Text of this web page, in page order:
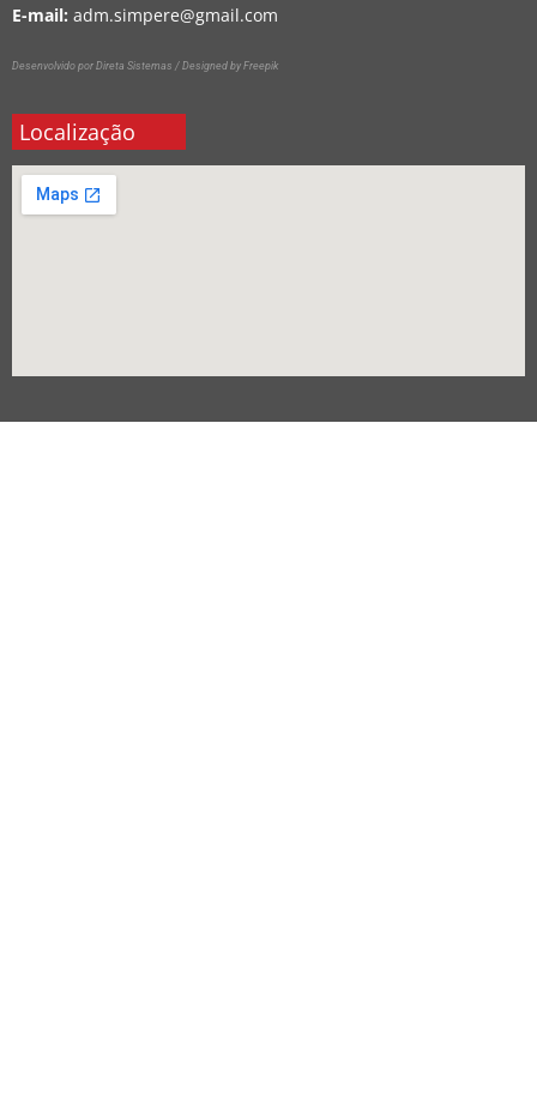
E-mail: adm.simpere@gmail.com
Desenvolvido por Direta Sistemas / Designed by Freepik
Localização